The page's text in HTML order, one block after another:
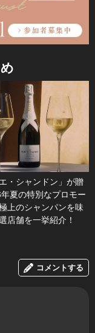
・シャンドン」が贈
夏の特別なプロモー
上のシャンパンを味
店舗を一挙紹介！
コメントする